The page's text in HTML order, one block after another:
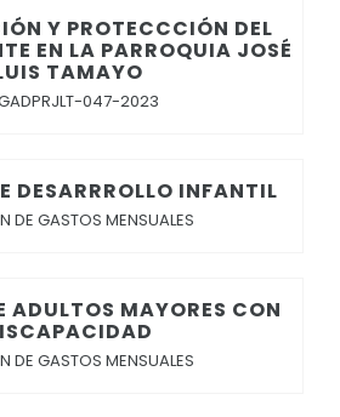
Y PROTECCCIÓN DEL
EN LA PARROQUIA JOSÉ
TAMAYO
047-2023
DESARRROLLO INFANTIL
DE GASTOS MENSUALES
ADULTOS MAYORES CON
DE GASTOS MENSUALES